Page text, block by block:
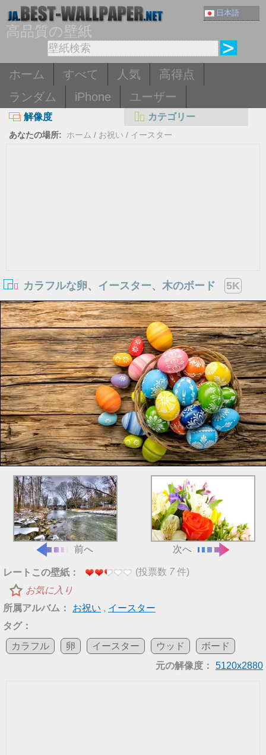
日本語
高品質の壁紙
ホーム すべて 人気
高得点
ランダム
iPhone ユーザー
解像度 カテゴリー
あなたの場所: ホーム / お祝い / イースター
カラフルな卵、イースター、木のボード 5K
前へ 次へ
レートこの壁紙： (投票数 7件)
お気に入り
所属アルバム：
お祝い , イースター
タグ：
カラフル
卵 イースター ウッド
ボード
元の解像度：
5120x2880